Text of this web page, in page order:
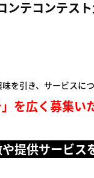
ンテコンテス
を引き、サービスに
を広く募集い
提供サービス